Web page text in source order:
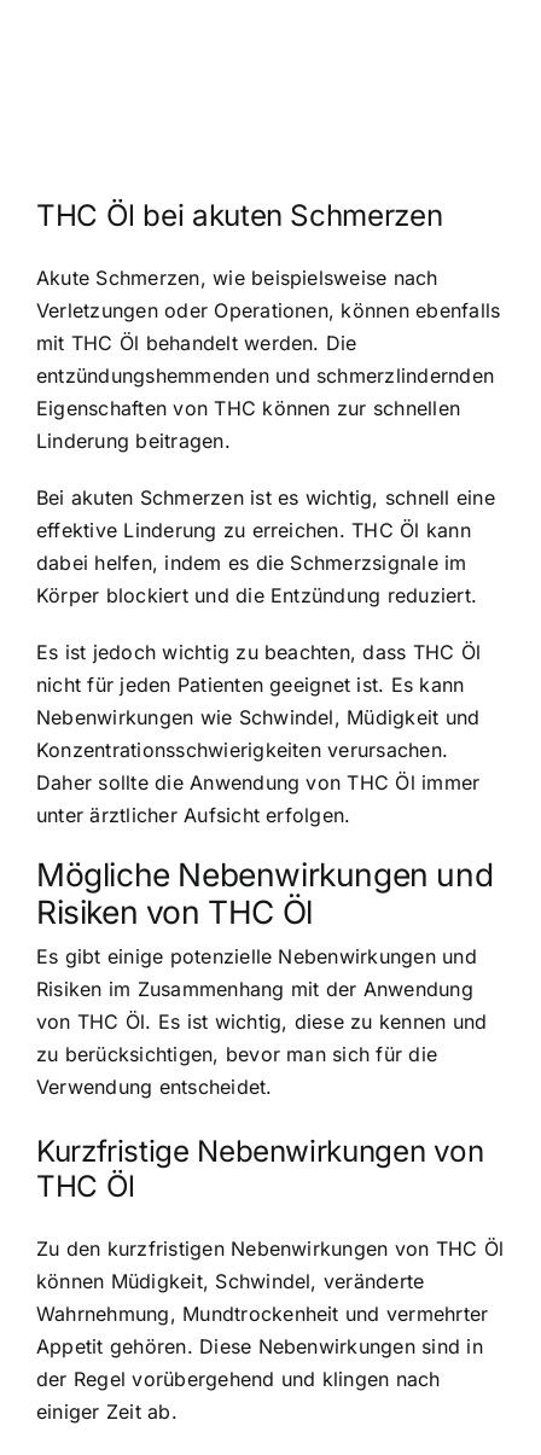
THC Öl bei akuten Schmerzen
Akute Schmerzen, wie beispielsweise nach
Verletzungen oder Operationen, können ebenfalls
mit THC Öl behandelt werden. Die
entzündungshemmenden und schmerzlindernden
Eigenschaften von THC können zur schnellen
Linderung beitragen.
Bei akuten Schmerzen ist es wichtig, schnell eine
effektive Linderung zu erreichen. THC Öl kann
dabei helfen, indem es die Schmerzsignale im
Körper blockiert und die Entzündung reduziert.
Es ist jedoch wichtig zu beachten, dass THC Öl
nicht für jeden Patienten geeignet ist. Es kann
Nebenwirkungen wie Schwindel, Müdigkeit und
Konzentrationsschwierigkeiten verursachen.
Daher sollte die Anwendung von THC Öl immer
unter ärztlicher Aufsicht erfolgen.
Mögliche Nebenwirkungen und
Risiken von THC Öl
Es gibt einige potenzielle Nebenwirkungen und
Risiken im Zusammenhang mit der Anwendung
von THC Öl. Es ist wichtig, diese zu kennen und
zu berücksichtigen, bevor man sich für die
Verwendung entscheidet.
Kurzfristige Nebenwirkungen von
THC Öl
Zu den kurzfristigen Nebenwirkungen von THC Öl
können Müdigkeit, Schwindel, veränderte
Wahrnehmung, Mundtrockenheit und vermehrter
Appetit gehören. Diese Nebenwirkungen sind in
der Regel vorübergehend und klingen nach
einiger Zeit ab.